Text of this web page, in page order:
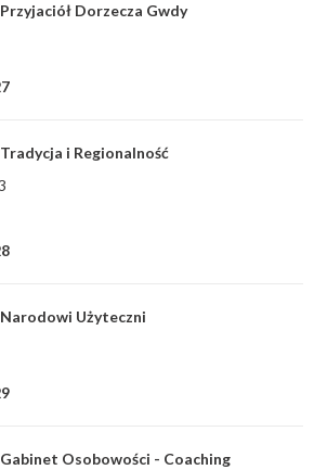
Dorzecza Gwdy
i Regionalność
Użyteczni
Osobowości - Coaching